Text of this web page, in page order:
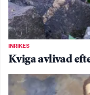
INRIKES
Kviga avlivad